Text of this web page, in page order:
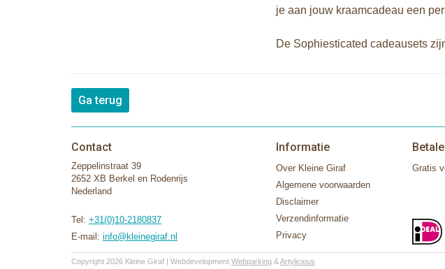
je aan jouw kraamcadeau een
De Sophiesticated cadeausets
Ga terug
Contact
Zeppelinstraat 39
2652 XB Berkel en Rodenrijs
Nederland
Tel: +31(0)10-2180837
E-mail: info@kleinegiraf.nl
Informatie
Over Kleine Giraf
Algemene voorwaarden
Disclaimer
Verzendinformatie
Privacy
Gratis
Copyright 2026 Kleine Giraf | Webdevelopment Webparking &Artylicious